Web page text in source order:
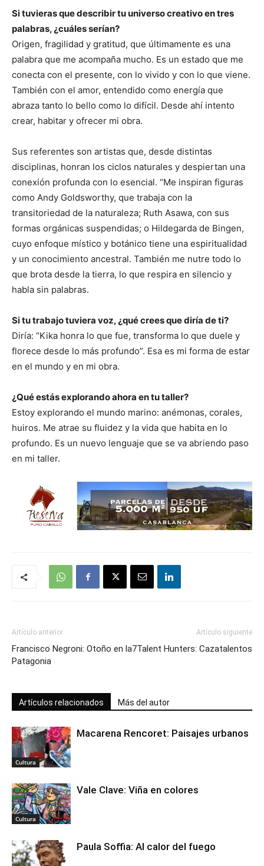
Si tuvieras que describir tu universo creativo en tres
palabras, ¿cuáles serían?
Origen, fragilidad y gratitud, que últimamente es una
palabra que me acompaña mucho. Es un estado que me
conecta con el presente, con lo vivido y con lo que viene.
También con el amor, entendido como energía que
abraza tanto lo bello como lo difícil. Desde ahí intento
crear, habitar y ofrecer mi obra.
Sus referentes son artistas que, desde distintas
disciplinas, honran los ciclos naturales y despiertan una
conexión profunda con lo esencial. “Me inspiran figuras
como Andy Goldsworthy, que trabaja con la
transitoriedad de la naturaleza; Ruth Asawa, con sus
formas orgánicas suspendidas; o Hildegarda de Bingen,
cuyo enfoque místico y botánico tiene una espiritualidad
y un conocimiento ancestral. También me nutre todo lo
que brota desde la tierra, lo que respira en silencio y
habla sin palabras.
Si tu trabajo tuviera voz, ¿qué crees que diría de ti?
Diría: “Kika honra lo que fue, transforma lo que duele y
florece desde lo más profundo”. Esa es mi forma de estar
en el mundo y en mi obra.
¿Qué estás explorando ahora en tu taller?
Estoy explorando el mundo marino: anémonas, corales,
huiros. Me atrae su fluidez y la vida que habita en lo
profundo. Es un nuevo lenguaje que se va abriendo paso
en mi taller.
Artículo anterior
Francisco Negroni: Otoño en la
Patagonia
Artículo siguiente
7Talent Hunters: Cazatalentos
Artículos relacionados Más del autor
Cultura
Macarena Rencoret: Paisajes urbanos
Cultura
Vale Clave: Viña en colores
Paula Soffia: Al calor del fuego